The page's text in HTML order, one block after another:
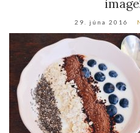
29. júna 2016